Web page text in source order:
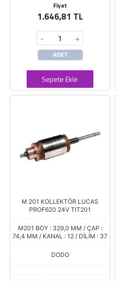
Fiyat
1.646,81 TL
- +
ADET
Sepete Ekle
M 201 KOLLEKTÖR LUCAS
PROF620 24V TIT201
M201 BOY : 329,0 MM / ÇAP :
74,4 MM / KANAL : 12 / DİLİM : 37
DODO